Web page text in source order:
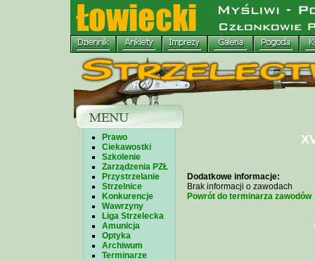
Prawo
Ciekawostki
Szkolenie
Zarządzenia PZŁ
Przystrzelanie
Strzelnice
Konkurencje
Wawrzyny
Liga Strzelecka
Amunicja
Optyka
Archiwum
Terminarze
Dodatkowe informacje:
Brak informacji o zawodach
Powrót do terminarza zawodów